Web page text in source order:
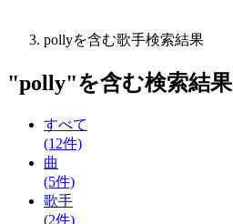
pollyを含む歌手検索結果
"polly"を含む検索結果
すべて
(12件)
曲
(5件)
歌手
(2件)